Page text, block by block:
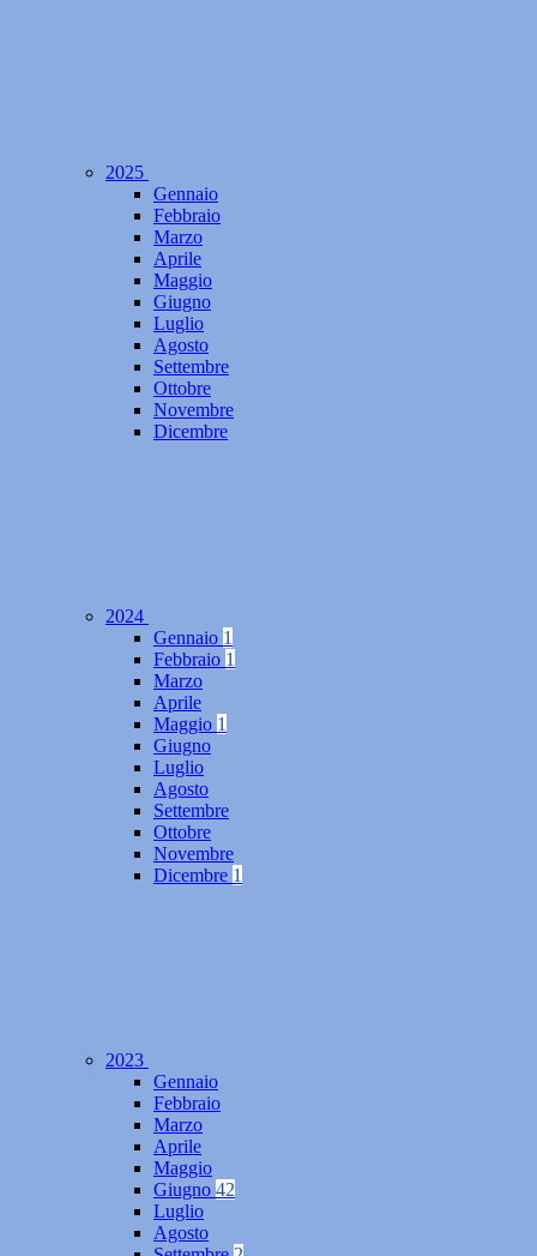
2025
Gennaio
Febbraio
Marzo
Aprile
Maggio
Giugno
Luglio
Agosto
Settembre
Ottobre
Novembre
Dicembre
2024
Gennaio 1
Febbraio 1
Marzo
Aprile
Maggio 1
Giugno
Luglio
Agosto
Settembre
Ottobre
Novembre
Dicembre 1
2023
Gennaio
Febbraio
Marzo
Aprile
Maggio
Giugno 42
Luglio
Agosto